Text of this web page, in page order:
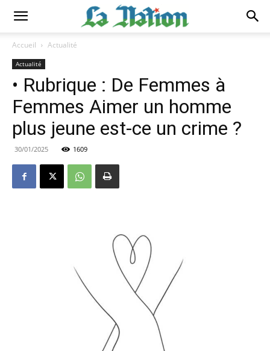
Accueil Actualité
Actualité
• Rubrique : De Femmes à
Femmes Aimer un homme
plus jeune est-ce un crime ?
30/01/2025 1609